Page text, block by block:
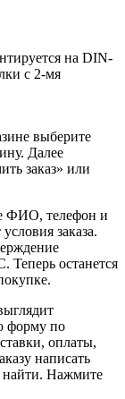
на DIN-
с 2-мя
выберите
Далее
заказ» или
ФИО, телефон и
заказа.
Теперь останется
форму по
оплаты,
написать
найти. Нажмите